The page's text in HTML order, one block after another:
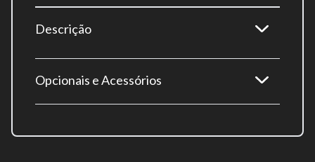
Descrição
Opcionais e Acessórios